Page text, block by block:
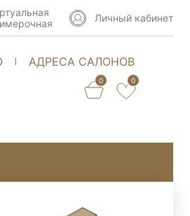
АДРЕСА САЛОНОВ
0 0
Личный кабинет